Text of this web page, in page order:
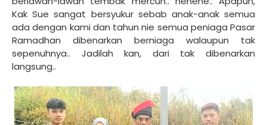
Kak Sue sangat bersyukur sebab anak-anak semua
ada dengan kami dan tahun nie semua peniaga Pasar
Ramadhan dibenarkan berniaga walaupun tak
sepenuhnya.. Jadilah kan, dari tak dibenarkan
langsung..